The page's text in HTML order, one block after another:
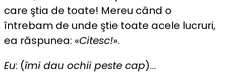
care ştia de toate! Mereu când o
întrebam de unde ştie toate acele lucruri,
ea răspunea: «Citesc!».
Eu: (îmi dau ochii peste cap)…